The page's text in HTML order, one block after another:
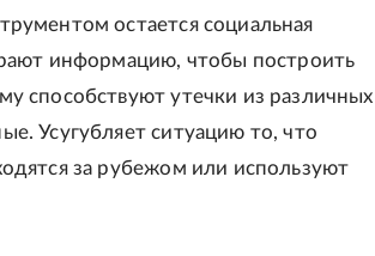
остается социальная
информацию, чтобы построить
способствуют утечки из различных
Усугубляет ситуацию то, что
за рубежом или используют